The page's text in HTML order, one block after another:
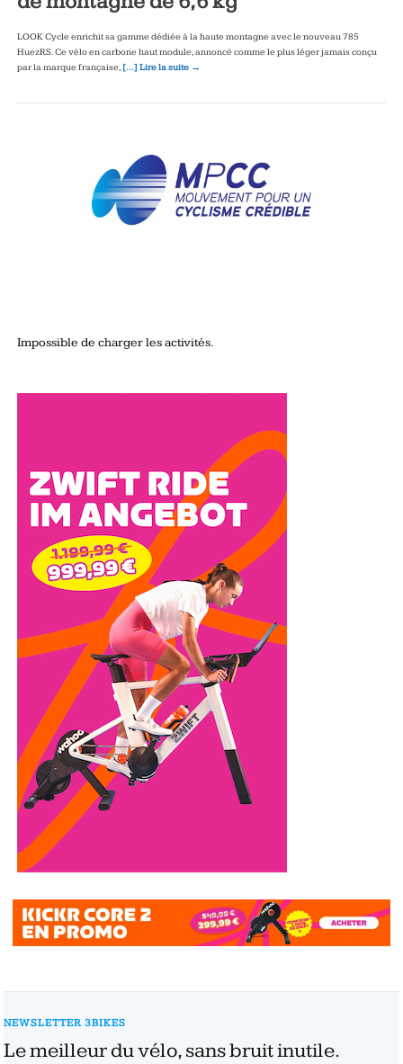
LOOK Cycle enrichit sa gamme dédiée à la haute montagne avec le nouveau 785
HuezRS. Ce vélo en carbone haut module, annoncé comme le plus léger jamais conçu
par la marque française, […] Lire la suite →
Impossible de charger les activités.
NEWSLETTER 3BIKES
Le meilleur du vélo, sans bruit inutile.